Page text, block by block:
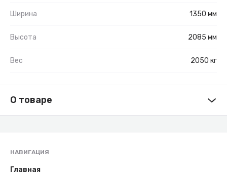
Ширина 1350 мм
Высота 2085 мм
Вес 2050 кг
О товаре
НАВИГАЦИЯ
Главная